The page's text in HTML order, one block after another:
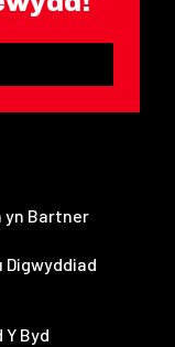
yn Bartner
Digwyddiad
Y Byd